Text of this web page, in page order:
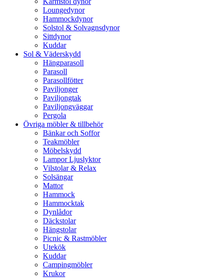
Loungedynor
Hammockdynor
Solstol & Solvagnsdynor
Sittdynor
Kuddar
Sol & Väderskydd
Hängparasoll
Parasoll
Parasollfötter
Paviljonger
Paviljongtak
Paviljongväggar
Pergola
Övriga möbler & tillbehör
Bänkar och Soffor
Teakmöbler
Möbelskydd
Lampor Ljuslyktor
Vilstolar & Relax
Solsängar
Mattor
Hammock
Hammocktak
Dynlådor
Däckstolar
Hängstolar
Picnic & Rastmöbler
Utekök
Kuddar
Campingmöbler
Krukor